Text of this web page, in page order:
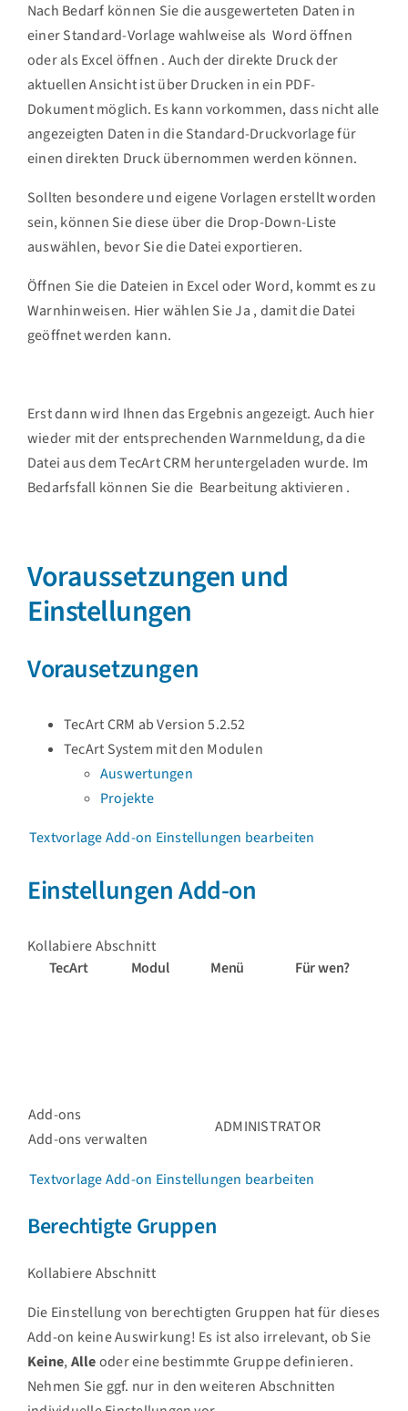
Nach Bedarf können Sie die ausgewerteten Daten in
einer Standard-Vorlage wahlweise alsWord öffnen
oder als Excel öffnen . Auch der direkte Druck der
aktuellen Ansicht ist überDrucken in ein PDF-
Dokument möglich. Es kann vorkommen, dass nicht alle
angezeigten Daten in die Standard-Druckvorlage für
einen direkten Druck übernommen werden können.
Sollten besondere und eigene Vorlagen erstellt worden
sein, können Sie diese über die Drop-Down-Liste
auswählen, bevor Sie die Datei exportieren.
Öffnen Sie die Dateien in Excel oder Word, kommt es zu
Warnhinweisen. Hier wählen SieJa , damit die Datei
geöffnet werden kann.
Erst dann wird Ihnen das Ergebnis angezeigt. Auch hier
wieder mit der entsprechenden Warnmeldung, da die
Datei aus dem TecArt CRM heruntergeladen wurde. Im
Bedarfsfall können Sie die Bearbeitung aktivieren .
Voraussetzungen und
Einstellungen
Vorausetzungen
TecArt CRM ab Version 5.2.52
TecArt System mit den Modulen
Auswertungen
Projekte
Textvorlage Add-on Einstellungen bearbeiten
Einstellungen Add-on
Kollabiere Abschnitt
TecArt
Modul Menü Für wen?
Add-ons
Add-ons verwalten
ADMINISTRATOR
Textvorlage Add-on Einstellungen bearbeiten
Berechtigte Gruppen
Kollabiere Abschnitt
Die Einstellung von berechtigten Gruppen hat für dieses
Add-on keine Auswirkung! Es ist also irrelevant, ob Sie
Keine,Alleoder eine bestimmte Gruppe definieren.
Nehmen Sie ggf. nur in den weiteren Abschnitten